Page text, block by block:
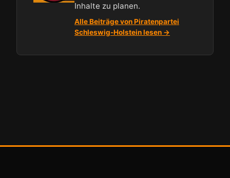
Inhalte zu planen.
Alle Beiträge von Piratenpartei
Schleswig-Holstein lesen →